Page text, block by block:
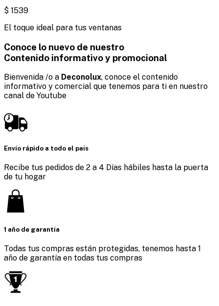
$ 1539
El toque ideal para tus ventanas
Conoce lo nuevo de nuestro
Contenido informativo y promocional
Bienvenida /o a Deconolux, conoce el contenido
informativo y comercial que tenemos para ti en nuestro
canal de Youtube
Envío rápido a todo el país
Recibe tus pedidos de 2 a 4 Días hábiles hasta la puerta
de tu hogar
1 año de garantía
Todas tus compras están protegidas, tenemos hasta 1
año de garantía en todas tus compras